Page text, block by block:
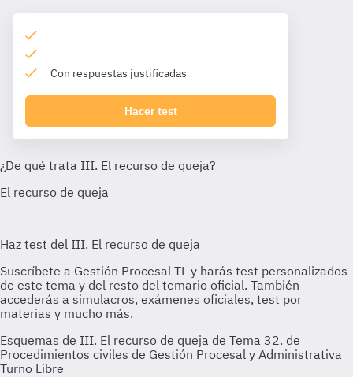
Con respuestas justificadas
Hacer test
Esquemas de III. El recurso de queja de Tema 32. de
Procedimientos civiles de Gestión Procesal y Administrativa
Turno Libre